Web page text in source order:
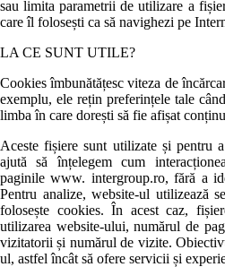
sau limita parametrii de utilizare a
care îl folosești ca să navighezi pe
LA CE SUNT UTILE?
Cookies îmbunătățesc viteza de
exemplu, ele rețin preferințele tale
limba în care dorești să fie afișat
Aceste fișiere sunt utilizate și pentru
ajută să înțelegem cum
paginile www. intergroup.ro, fără a
Pentru analize, website-ul utilizează
folosește cookies. În acest caz,
utilizarea website-ului, numărul de
vizitatorii și numărul de vizite.
ul, astfel încât să ofere servicii și